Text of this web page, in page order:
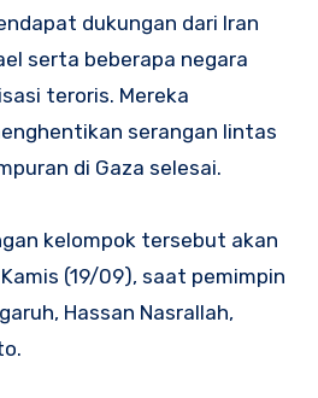
dukungan dari Iran
serta beberapa negara
teroris. Mereka
serangan lintas
di Gaza selesai.
kelompok tersebut akan
(19/09), saat pemimpin
Hassan Nasrallah,